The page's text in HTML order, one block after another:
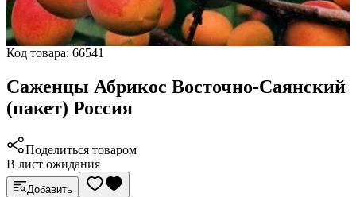
Код товара: 66541
Саженцы Абрикос Восточно-Саянский
(пакет) Россия
Поделиться товаром
В лист ожидания
Добавить